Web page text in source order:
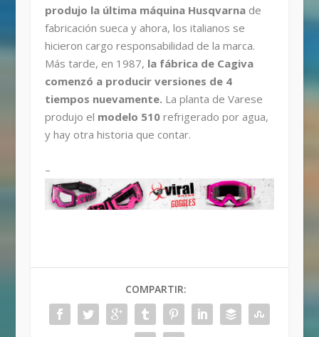
produjo la última máquina Husqvarna de
fabricación sueca y ahora, los italianos se
hicieron cargo responsabilidad de la marca.
Más tarde, en 1987, la fábrica de Cagiva
comenzó a producir versiones de 4
tiempos nuevamente. La planta de Varese
produjo el modelo 510 refrigerado por agua,
y hay otra historia que contar.
–
COMPARTIR: